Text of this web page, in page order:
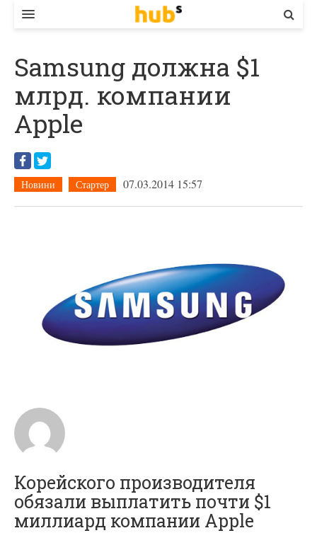
ЕКОНОМІКА
БІЗНЕС
СТАРТЕР
КОНТАКТИ
Samsung должна $1
млрд. компании
Apple
Новини Стартер 07.03.2014 15:57
Корейского производителя
обязали выплатить почти $1
миллиард компании Apple